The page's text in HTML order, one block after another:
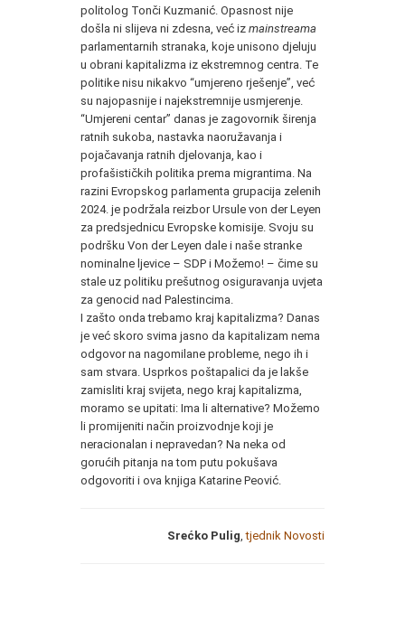
politolog Tonči Kuzmanić. Opasnost nije
došla ni slijeva ni zdesna, već iz mainstreama
parlamentarnih stranaka, koje unisono djeluju
u obrani kapitalizma iz ekstremnog centra. Te
politike nisu nikakvo “umjereno rješenje”, već
su najopasnije i najekstremnije usmjerenje.
“Umjereni centar” danas je zagovornik širenja
ratnih sukoba, nastavka naoružavanja i
pojačavanja ratnih djelovanja, kao i
profašističkih politika prema migrantima. Na
razini Evropskog parlamenta grupacija zelenih
2024. je podržala reizbor Ursule von der Leyen
za predsjednicu Evropske komisije. Svoju su
podršku Von der Leyen dale i naše stranke
nominalne ljevice – SDP i Možemo! – čime su
stale uz politiku prešutnog osiguravanja uvjeta
za genocid nad Palestincima.
I zašto onda trebamo kraj kapitalizma? Danas
je već skoro svima jasno da kapitalizam nema
odgovor na nagomilane probleme, nego ih i
sam stvara. Usprkos poštapalici da je lakše
zamisliti kraj svijeta, nego kraj kapitalizma,
moramo se upitati: Ima li alternative? Možemo
li promijeniti način proizvodnje koji je
neracionalan i nepravedan? Na neka od
gorućih pitanja na tom putu pokušava
odgovoriti i ova knjiga Katarine Peović.
Srećko Pulig ,tjednik Novosti